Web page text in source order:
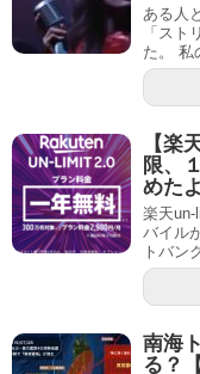
ある人
「ス
た。 私
【楽
限、
めたよ
楽天un-
バイル
トバン
南海
る？